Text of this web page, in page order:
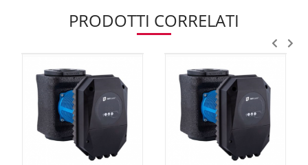
PRODOTTI CORRELATI